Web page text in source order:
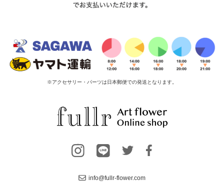
※アクセサリー・パーツは日本郵便での発送となります。
info@fullr-flower.com